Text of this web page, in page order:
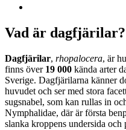
Vad är dagfjärilar?
Dagfjärilar, rhopalocera, är
finns över 19 000 kända arter
Sverige. Dagfjärilarna känner
huvudet och ser med stora
sugsnabel, som kan rullas in
Nymphalidae, där är första
slanka kroppens undersida